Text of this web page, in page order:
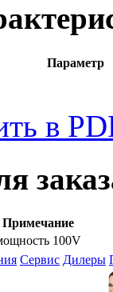
Параметр
в
Примечание
100V
Сервис Дилеры